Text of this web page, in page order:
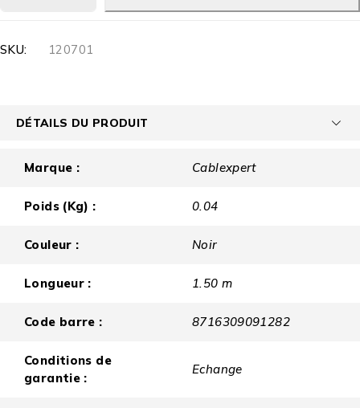
SKU: 120701
DÉTAILS DU PRODUIT
Marque : Cablexpert
Poids (Kg) : 0.04
Couleur : Noir
Longueur : 1.50 m
Code barre : 8716309091282
Conditions de
garantie :
Echange